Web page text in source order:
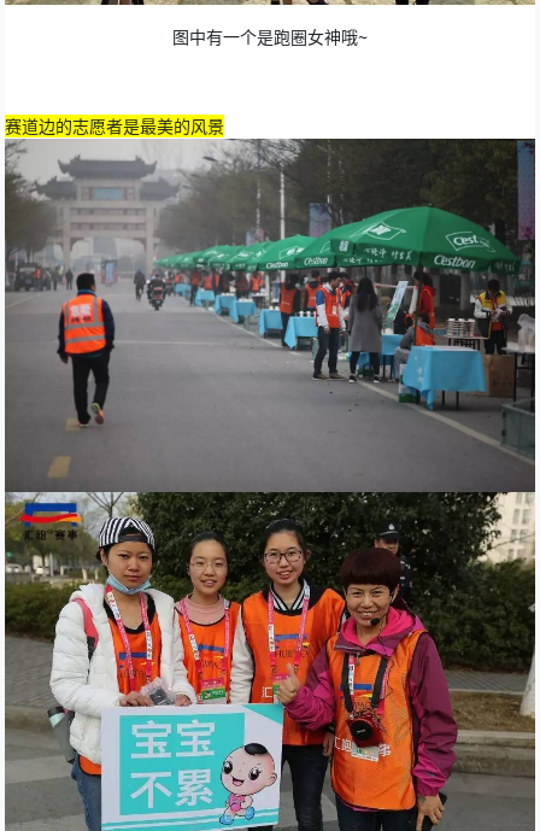
图中有一个是跑圈女神哦~
赛道边的志愿者是最美的风景